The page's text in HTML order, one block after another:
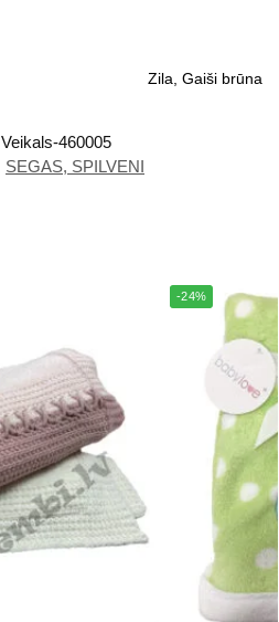
Zila, Gaiši brūna
Veikals-460005
SEGAS, SPILVENI
-24%